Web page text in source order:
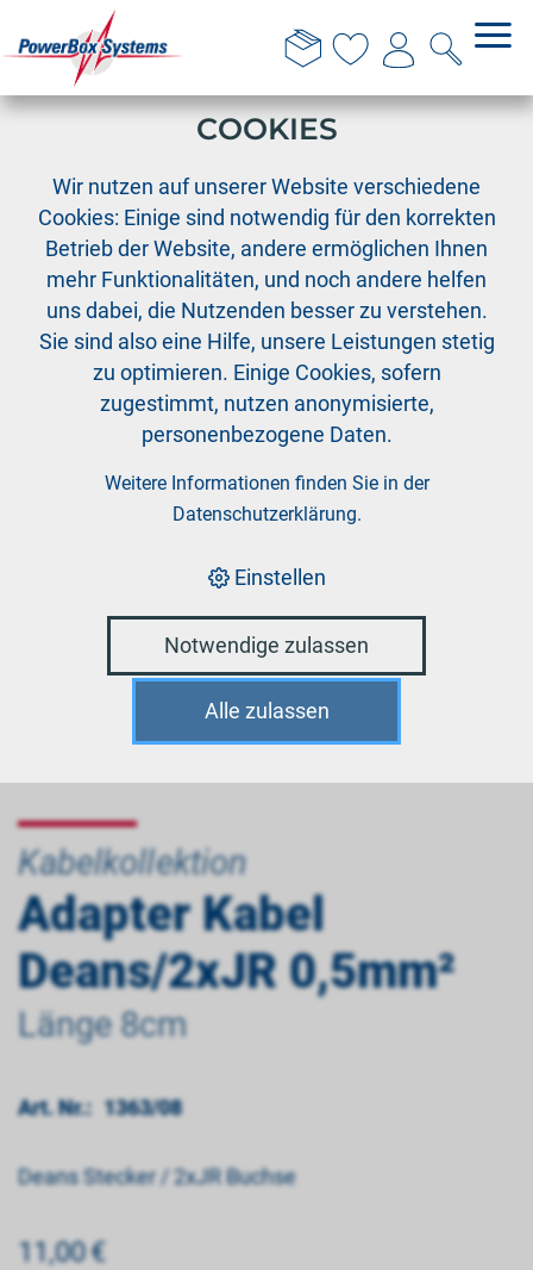
Adapter Kabel Deans/2xJR 0,5mm²
Kabelkollektion
Adapter Kabel
Deans/2xJR 0,5mm²
Länge 8cm
Art. Nr.: 1363/08
Deans Stecker / 2xJR Buchse
11,00€
DIESE WEBSITE VERWENDET
COOKIES
Wir nutzen auf unserer Website verschiedene
Cookies: Einige sind notwendig für den korrekten
Betrieb der Website, andere ermöglichen Ihnen
mehr Funktionalitäten, und noch andere helfen
uns dabei, die Nutzenden besser zu verstehen.
Sie sind also eine Hilfe, unsere Leistungen stetig
zu optimieren. Einige Cookies, sofern
zugestimmt, nutzen anonymisierte,
personenbezogene Daten.
Weitere Informationen finden Sie in der
Datenschutzerklärung.
Einstellen
Notwendige zulassen
Alle zulassen